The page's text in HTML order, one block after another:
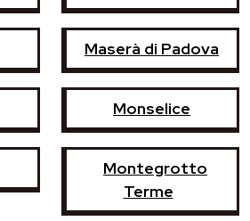
Maserà di Padova
Monselice
Montegrotto
Terme